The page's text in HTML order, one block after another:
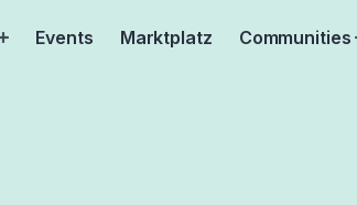
OpenEvents Marktplatz Communities